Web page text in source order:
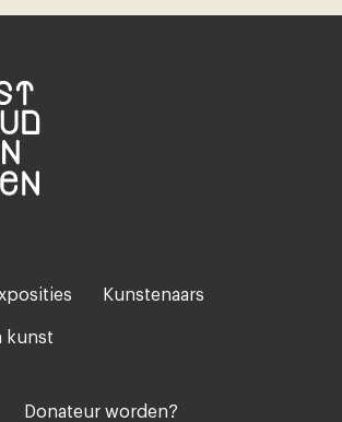
Kunstenaars
kunst
Donateur worden?